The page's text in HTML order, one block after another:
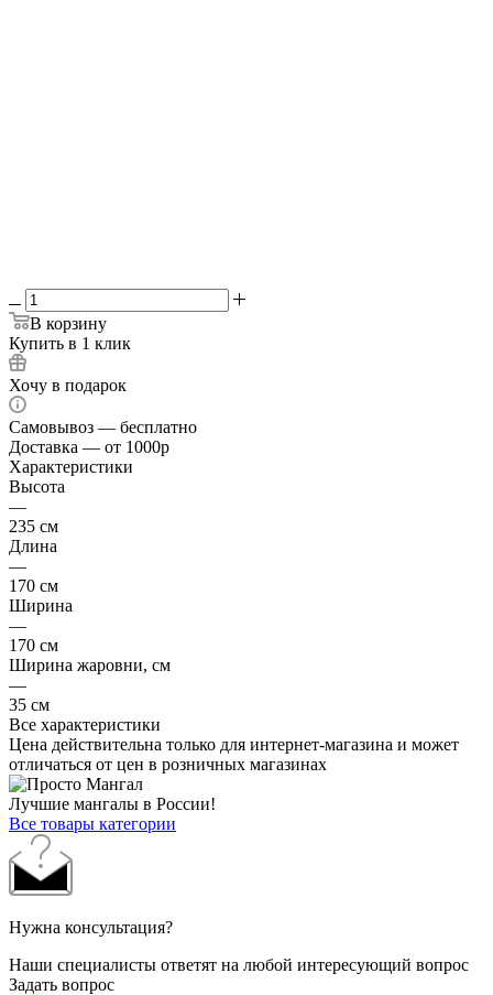
В корзину
Купить в 1 клик
Хочу в подарок
Самовывоз — бесплатно
Доставка — от 1000р
Характеристики
Высота
—
235 см
Длина
—
170 см
Ширина
—
170 см
Ширина жаровни, см
—
35 см
Все характеристики
Цена действительна только для интернет-магазина и может
отличаться от цен в розничных магазинах
Лучшие мангалы в России!
Все товары категории
Нужна консультация?
Наши специалисты ответят на любой интересующий вопрос
Задать вопрос